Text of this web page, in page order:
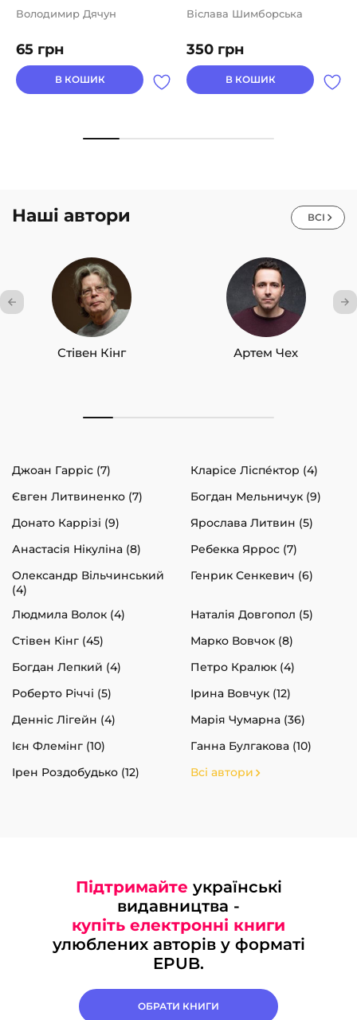
65 грн
Володимир Дячун
В КОШИК
350 грн
Віслава Шимборська
В КОШИК
Наші автори ВСІ
Стівен Кінг Артем Чех
Джоан Гарріс (7)
Кларісе Ліспéктор (4)
Євген Литвиненко (7)
Богдан Мельничук (9)
Донато Каррізі (9)
Ярослава Литвин (5)
Анастасія Нікуліна (8)
Ребекка Яррос (7)
Олександр Вільчинський
(4)
Генрик Сенкевич (6)
Людмила Волок (4)
Наталія Довгопол (5)
Стівен Кінг (45)
Марко Вовчок (8)
Богдан Лепкий (4)
Петро Кралюк (4)
Роберто Річчі (5)
Ірина Вовчук (12)
Денніс Лігейн (4)
Марія Чумарна (36)
Ієн Флемінг (10)
Ганна Булгакова (10)
Ірен Роздобудько (12)
Всі автори
Підтримайте українські
видавництва -
купіть електронні книги
улюблених авторів у форматі
EPUB.
ОБРАТИ КНИГИ